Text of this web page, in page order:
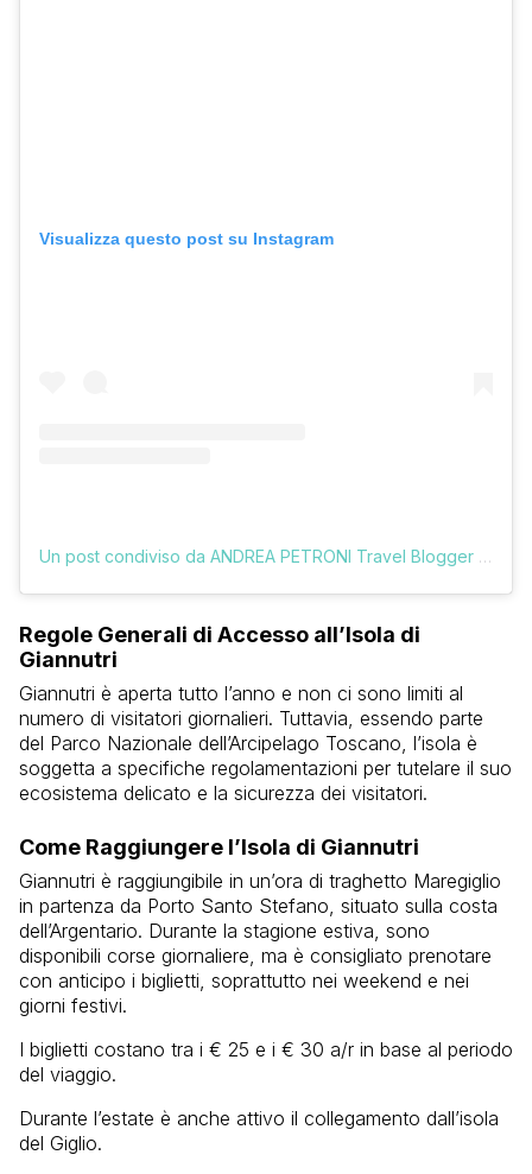
Visualizza questo post su Instagram
Un post condiviso da ANDREA PETRONI Travel Blogger (@vologratis)
Regole Generali di Accesso all’Isola di
Giannutri
Giannutri è aperta tutto l’anno e non ci sono limiti al
numero di visitatori giornalieri. Tuttavia, essendo parte
del Parco Nazionale dell’Arcipelago Toscano, l’isola è
soggetta a specifiche regolamentazioni per tutelare il suo
ecosistema delicato e la sicurezza dei visitatori.
Come Raggiungere l’Isola di Giannutri
Giannutri è raggiungibile in un’ora di traghetto Maregiglio
in partenza da Porto Santo Stefano, situato sulla costa
dell’Argentario. Durante la stagione estiva, sono
disponibili corse giornaliere, ma è consigliato prenotare
con anticipo i biglietti, soprattutto nei weekend e nei
giorni festivi.
I biglietti costano tra i € 25 e i € 30 a/r in base al periodo
del viaggio.
Durante l’estate è anche attivo il collegamento dall’isola
del Giglio.